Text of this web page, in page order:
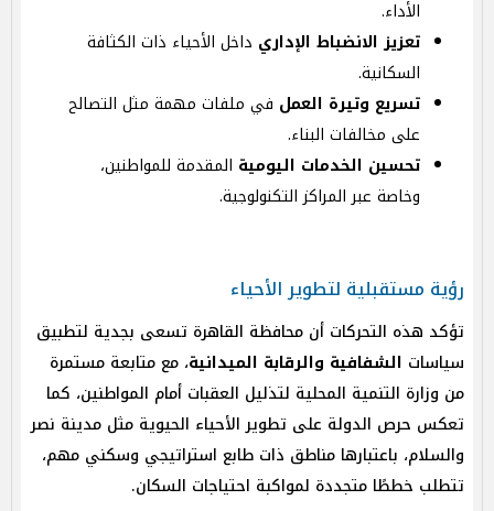
الأداء.
تعزيز الانضباط الإداري داخل الأحياء ذات الكثافة
السكانية.
تسريع وتيرة العمل في ملفات مهمة مثل التصالح
على مخالفات البناء.
تحسين الخدمات اليومية المقدمة للمواطنين،
وخاصة عبر المراكز التكنولوجية.
رؤية مستقبلية لتطوير الأحياء
تؤكد هذه التحركات أن محافظة القاهرة تسعى بجدية لتطبيق
سياسات الشفافية والرقابة الميدانية، مع متابعة مستمرة
من وزارة التنمية المحلية لتذليل العقبات أمام المواطنين، كما
تعكس حرص الدولة على تطوير الأحياء الحيوية مثل مدينة نصر
والسلام، باعتبارها مناطق ذات طابع استراتيجي وسكني مهم،
تتطلب خططًا متجددة لمواكبة احتياجات السكان.